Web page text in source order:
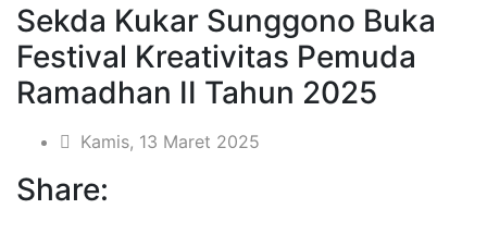
Sekda Kukar Sunggono Buka
Festival Kreativitas Pemuda
Ramadhan II Tahun 2025
Kamis, 13 Maret 2025
Share: